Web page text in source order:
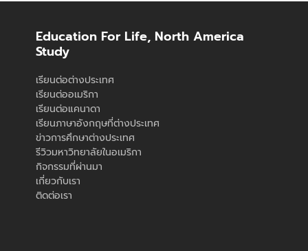
Education For Life, North America
Study
เรียนต่อต่างประเทศ
เรียนต่ออเมริกา
เรียนต่อแคนาดา
เรียนภาษาอังกฤษที่ต่างประเทศ
ข่าวการศึกษาต่างประเทศ
รีวิวมหาวิทยาลัยในอเมริกา
กิจกรรมที่ผ่านมา
เกี่ยวกับเรา
ติดต่อเรา